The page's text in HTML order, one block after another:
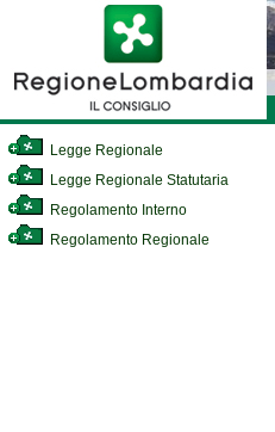
Legge Regionale
Legge Regionale Statutaria
Regolamento Interno
Regolamento Regionale